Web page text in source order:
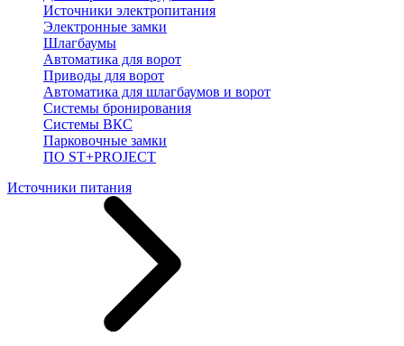
Источники электропитания
Электронные замки
Шлагбаумы
Автоматика для ворот
Приводы для ворот
Автоматика для шлагбаумов и ворот
Системы бронирования
Системы ВКС
Парковочные замки
ПО ST+PROJECT
Источники питания